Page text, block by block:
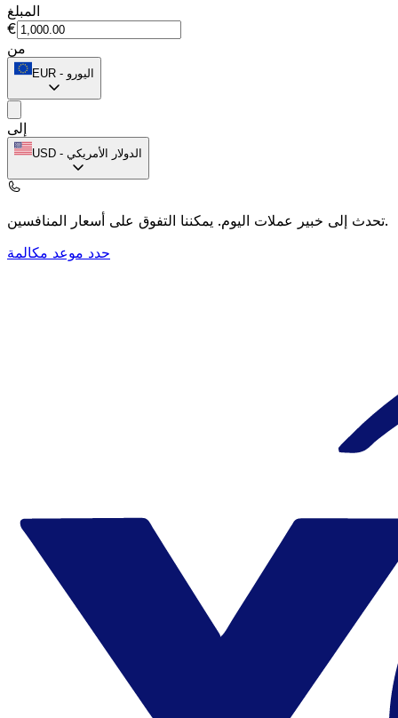
المبلغ
€
من
EUR - اليورو
إلى
USD - الدولار الأمريكي
تحدث إلى خبير عملات اليوم.يمكننا التفوق على أسعار المنافسين.
حدد موعد مكالمة